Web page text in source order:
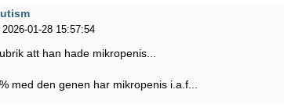
2026-01-28 15:57:54
att han hade mikropenis...
med den genen har mikropenis i.a.f...